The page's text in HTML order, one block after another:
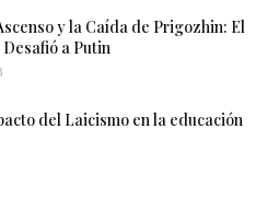
y la Caída de Prigozhin: El
a Putin
del Laicismo en la educación